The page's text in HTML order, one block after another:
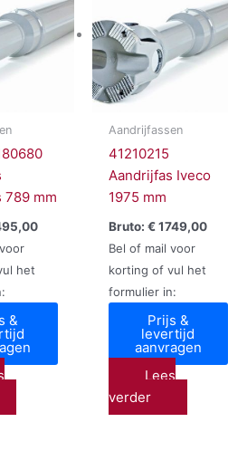
789 mm
het
&
Aandrijfassen
41210215
Aandrijfas Iveco
1975 mm
Bruto: €1749,00
Bel of mail voor
korting of vul het
formulier in:
Prijs &
levertijd
aanvragen
Lees
verder